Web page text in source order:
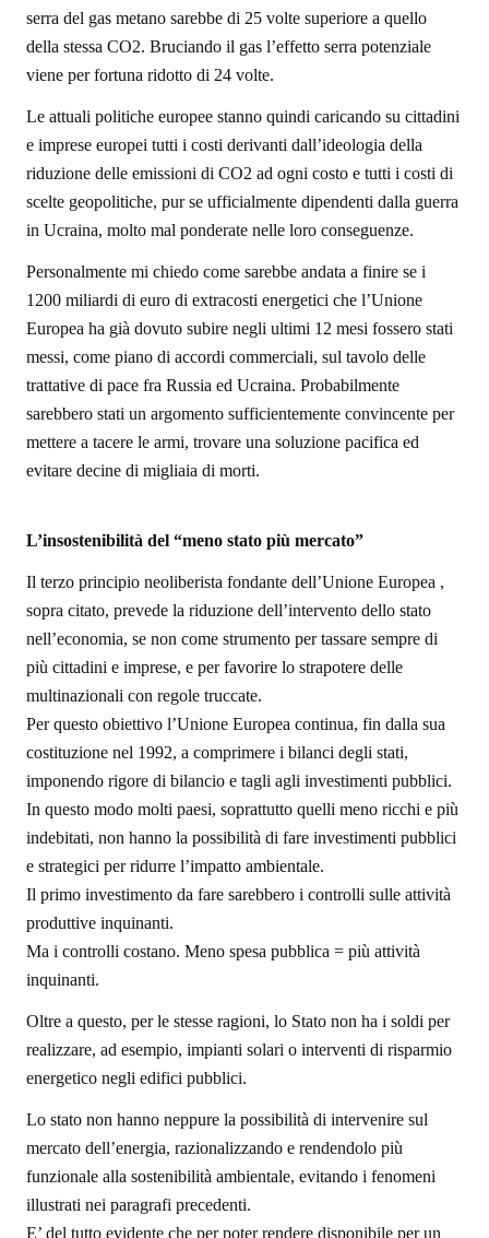
serra del gas metano sarebbe di 25 volte superiore a quello
della stessa CO2. Bruciando il gas l’effetto serra potenziale
viene per fortuna ridotto di 24 volte.
Le attuali politiche europee stanno quindi caricando su cittadini
e imprese europei tutti i costi derivanti dall’ideologia della
riduzione delle emissioni di CO2 ad ogni costo e tutti i costi di
scelte geopolitiche, pur se ufficialmente dipendenti dalla guerra
in Ucraina, molto mal ponderate nelle loro conseguenze.
Personalmente mi chiedo come sarebbe andata a finire se i
1200 miliardi di euro di extracosti energetici che l’Unione
Europea ha già dovuto subire negli ultimi 12 mesi fossero stati
messi, come piano di accordi commerciali, sul tavolo delle
trattative di pace fra Russia ed Ucraina. Probabilmente
sarebbero stati un argomento sufficientemente convincente per
mettere a tacere le armi, trovare una soluzione pacifica ed
evitare decine di migliaia di morti.
L’insostenibilità del “meno stato più mercato”
Il terzo principio neoliberista fondante dell’Unione Europea ,
sopra citato, prevede la riduzione dell’intervento dello stato
nell’economia, se non come strumento per tassare sempre di
più cittadini e imprese, e per favorire lo strapotere delle
multinazionali con regole truccate.
Per questo obiettivo l’Unione Europea continua, fin dalla sua
costituzione nel 1992, a comprimere i bilanci degli stati,
imponendo rigore di bilancio e tagli agli investimenti pubblici.
In questo modo molti paesi, soprattutto quelli meno ricchi e più
indebitati, non hanno la possibilità di fare investimenti pubblici
e strategici per ridurre l’impatto ambientale.
Il primo investimento da fare sarebbero i controlli sulle attività
produttive inquinanti.
Ma i controlli costano. Meno spesa pubblica = più attività
inquinanti.
Oltre a questo, per le stesse ragioni, lo Stato non ha i soldi per
realizzare, ad esempio, impianti solari o interventi di risparmio
energetico negli edifici pubblici.
Lo stato non hanno neppure la possibilità di intervenire sul
mercato dell’energia, razionalizzando e rendendolo più
funzionale alla sostenibilità ambientale, evitando i fenomeni
illustrati nei paragrafi precedenti.
E’ del tutto evidente che per poter rendere disponibile per un